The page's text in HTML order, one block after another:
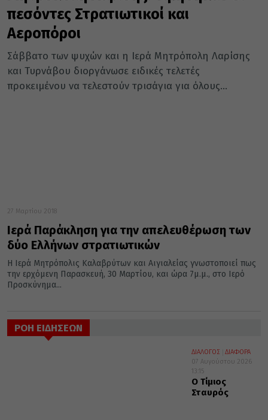
πεσόντες Στρατιωτικοί και
Αεροπόροι
Σάββατο των ψυχών και η Ιερά Μητρόπολη Λαρίσης
και Τυρνάβου διοργάνωσε ειδικές τελετές
προκειμένου να τελεστούν τρισάγια για όλους...
27 Μαρτίου 2018
Ιερά Παράκληση για την απελευθέρωση των
δύο Ελλήνων στρατιωτικών
Η Ιερά Μητρόπολις Καλαβρύτων και Αιγιαλείας γνωστοποιεί πως
την ερχόμενη Παρασκευή, 30 Μαρτίου, και ώρα 7μ.μ., στο Ιερό
Προσκύνημα...
ΡΟΗ ΕΙΔΗΣΕΩΝ
ΔΙΑΛΟΓΟΣ
ΔΙΑΦΟΡΑ
07 Αυγούστου 2026
13:15
Ο Τίμιος
Σταυρός